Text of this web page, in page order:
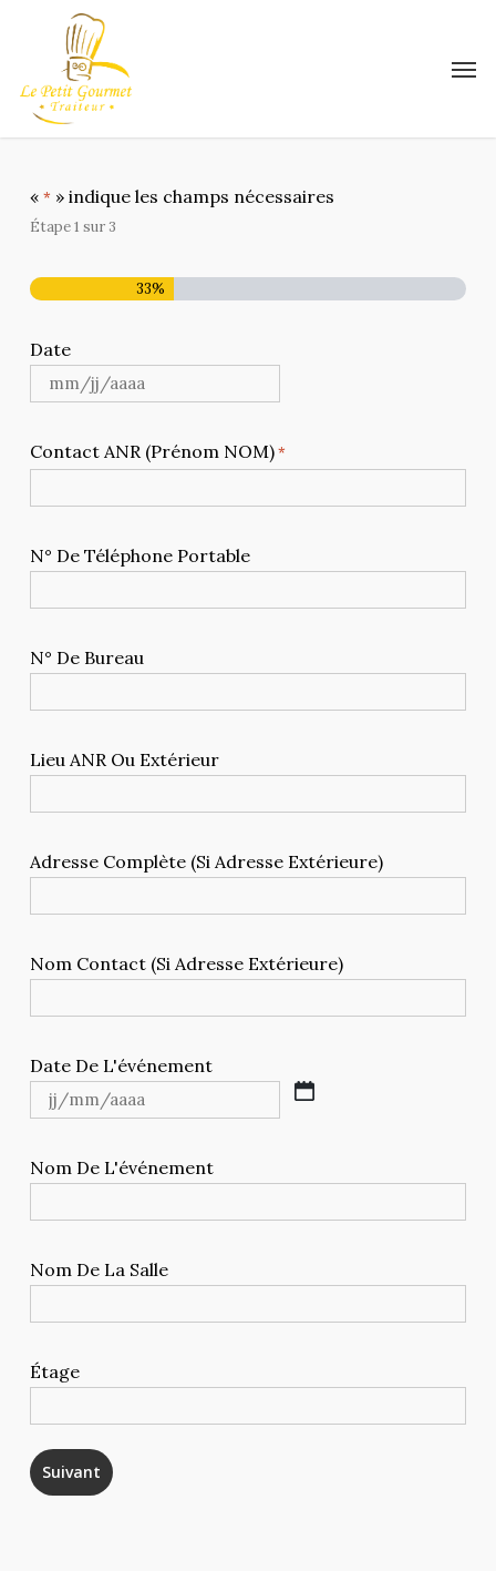
content
« * » indique les champs nécessaires
Étape1 sur 3
33%
Date
MM
JJ
AAAA
Contact ANR (Prénom NOM)*
N° De Téléphone Portable
N° De Bureau
Lieu ANR Ou Extérieur
Adresse Complète (si Adresse Extérieure)
Nom Contact (si Adresse Extérieure)
Date De L'événement
JJ
MM
AAAA
Nom De L'événement
Nom De La Salle
Étage